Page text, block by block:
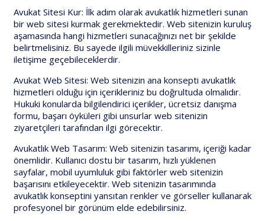
Avukat Sitesi Kur: İlk adım olarak avukatlık hizmetleri sunan
bir web sitesi kurmak gerekmektedir. Web sitenizin kuruluş
aşamasında hangi hizmetleri sunacağınızı net bir şekilde
belirtmelisiniz. Bu sayede ilgili müvekkilleriniz sizinle
iletişime geçebileceklerdir.
Avukat Web Sitesi: Web sitenizin ana konsepti avukatlık
hizmetleri olduğu için içerikleriniz bu doğrultuda olmalıdır.
Hukuki konularda bilgilendirici içerikler, ücretsiz danışma
formu, başarı öyküleri gibi unsurlar web sitenizin
ziyaretçileri tarafından ilgi görecektir.
Avukatlık Web Tasarım: Web sitenizin tasarımı, içeriği kadar
önemlidir. Kullanıcı dostu bir tasarım, hızlı yüklenen
sayfalar, mobil uyumluluk gibi faktörler web sitenizin
başarısını etkileyecektir. Web sitenizin tasarımında
avukatlık konseptini yansıtan renkler ve görseller kullanarak
profesyonel bir görünüm elde edebilirsiniz.